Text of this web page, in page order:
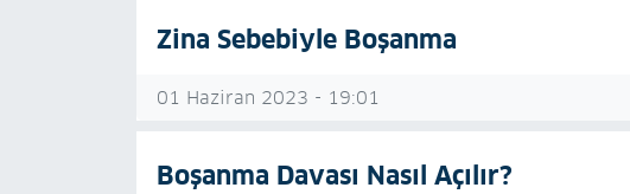
Zina Sebebiyle Boşanma
01 Haziran 2023 - 19:01
Boşanma Davası Nasıl Açılır?